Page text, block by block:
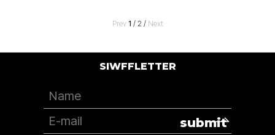
Prev 1 / 2/ Next
SIWFFLETTER
submit